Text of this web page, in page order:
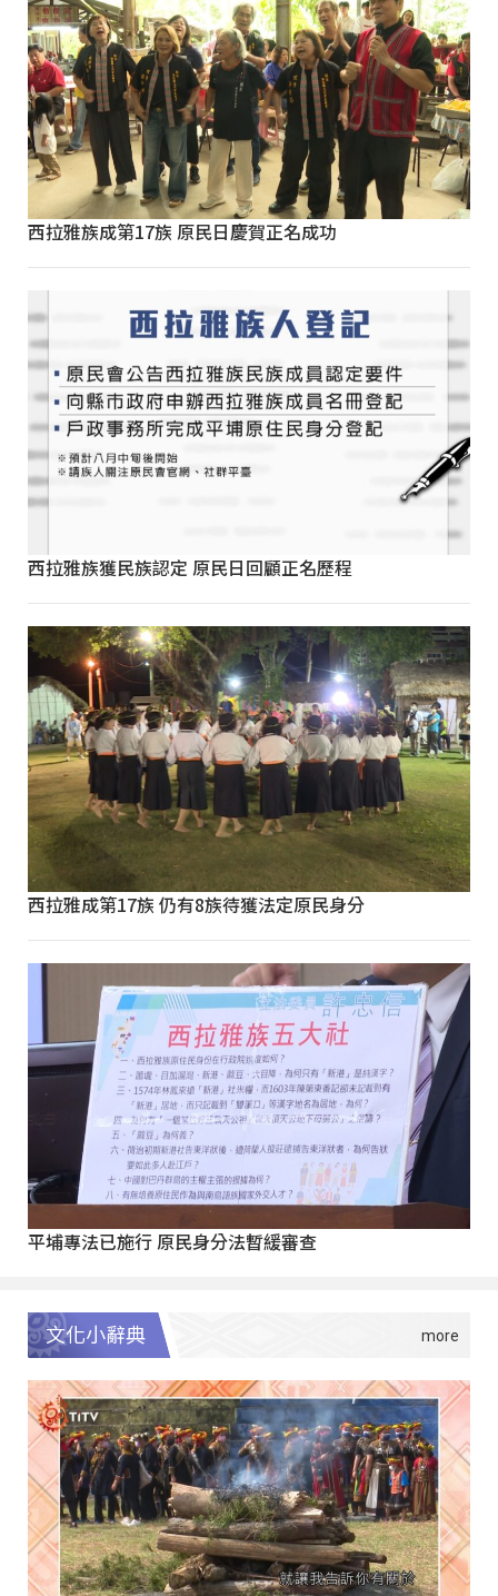
西拉雅族成第17族 原民日慶賀正名成功
西拉雅族獲民族認定 原民日回顧正名歷程
西拉雅成第17族 仍有8族待獲法定原民身分
平埔專法已施行 原民身分法暫緩審查
文化小辭典